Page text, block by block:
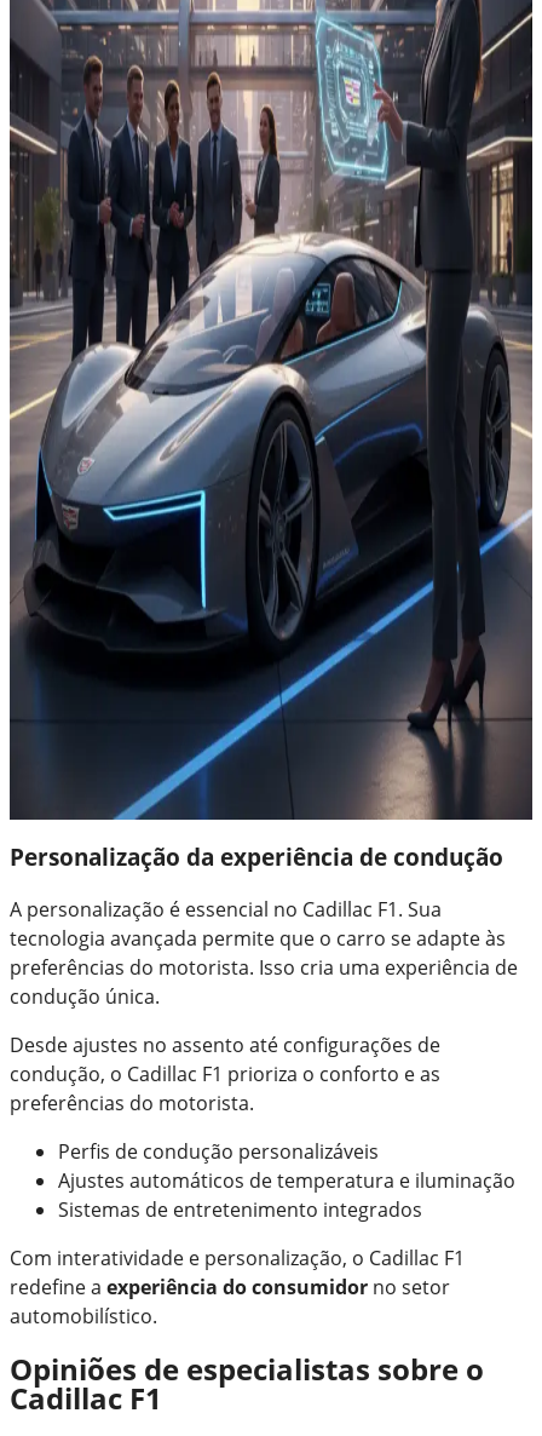
Personalização da experiência de condução
A personalização é essencial no Cadillac F1. Sua
tecnologia avançada permite que o carro se adapte às
preferências do motorista. Isso cria uma experiência de
condução única.
Desde ajustes no assento até configurações de
condução, o Cadillac F1 prioriza o conforto e as
preferências do motorista.
Perfis de condução personalizáveis
Ajustes automáticos de temperatura e iluminação
Sistemas de entretenimento integrados
Com interatividade e personalização, o Cadillac F1
redefine a experiência do consumidor no setor
automobilístico.
Opiniões de especialistas sobre o
Cadillac F1